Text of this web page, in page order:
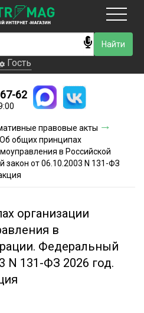
Гость
доставки
оплаты
Гость
62
правовые акты
Об общих принципах
в Российской
от 06.10.2003 N 131-ФЗ
организации
в
Федеральный
N 131-ФЗ 2026 год.